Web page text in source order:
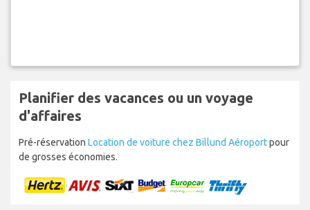
Planifier des vacances ou un voyage
d'affaires
Pré-réservation Location de voiture chez Billund Aéroportpour
de grosses économies.